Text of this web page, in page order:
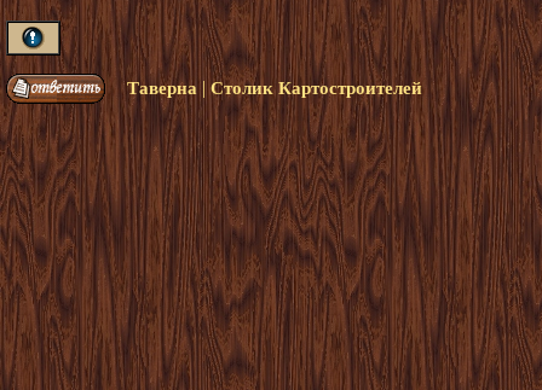
Таверна | Столик Картостроителей